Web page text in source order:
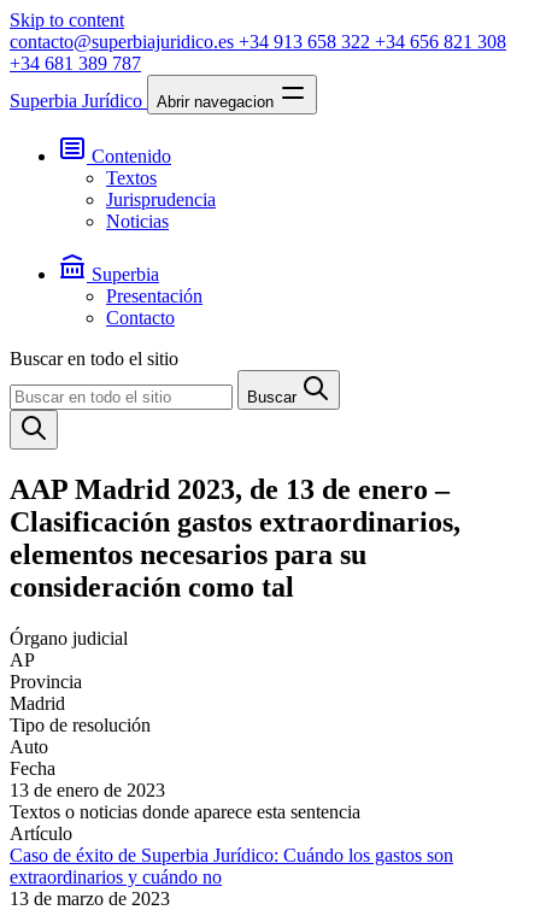
Skip to content
contacto@superbiajuridico.es +34 913 658 322 +34 656 821 308
+34 681 389 787
Superbia Jurídico
Abrir navegacion
Contenido
Textos
Jurisprudencia
Noticias
Superbia
Presentación
Contacto
Buscar en todo el sitio
Buscar
AAP Madrid 2023, de 13 de enero –
Clasificación gastos extraordinarios,
elementos necesarios para su
consideración como tal
Órgano judicial
AP
Provincia
Madrid
Tipo de resolución
Auto
Fecha
13 de enero de 2023
Textos o noticias donde aparece esta sentencia
Artículo
Caso de éxito de Superbia Jurídico: Cuándo los gastos son
extraordinarios y cuándo no
13 de marzo de 2023